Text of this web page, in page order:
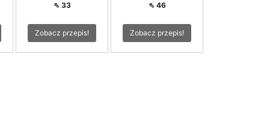
⇖ 33
Zobacz przepis!
⇖ 46
Zobacz przepis!